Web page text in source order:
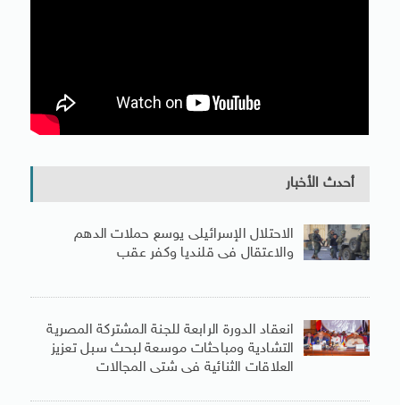
أحدث الأخبار
الاحتلال الإسرائيلى يوسع حملات الدهم
والاعتقال فى قلنديا وكفر عقب
انعقاد الدورة الرابعة للجنة المشتركة المصرية
التشادية ومباحثات موسعة لبحث سبل تعزيز
العلاقات الثنائية فى شتى المجالات